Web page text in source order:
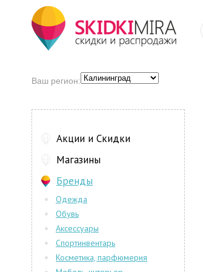
Ваш регион:
Акции и Скидки
Магазины
Бренды
Одежда
Обувь
Аксессуары
Спортинвентарь
Косметика, парфюмерия